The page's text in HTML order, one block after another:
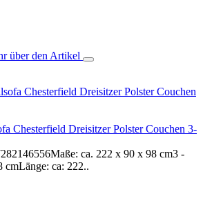
über den Artikel
Chesterfield Dreisitzer Polster Couchen 3-
ca. 222 x 90 x 98 cm3 -
cmLänge: ca: 222..